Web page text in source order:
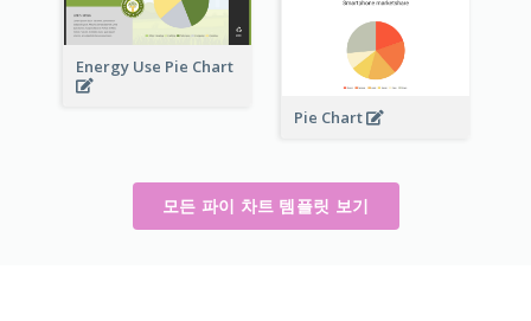
Energy Use Pie Chart
Pie Chart
모든 파이 차트 템플릿 보기